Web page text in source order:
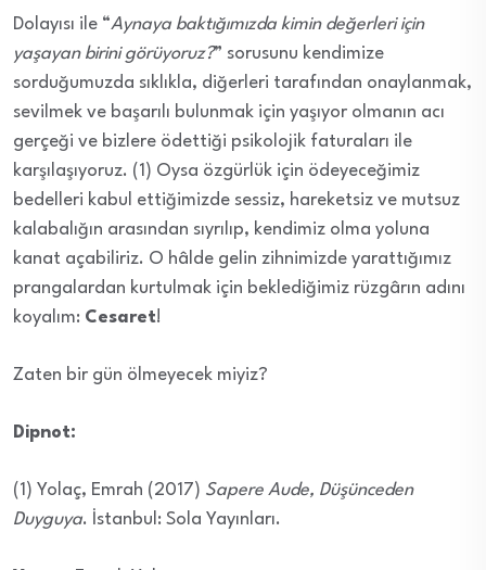
Dolayısı ile “Aynaya baktığımızda kimin değerleri için
yaşayan birini görüyoruz?” sorusunu kendimize
sorduğumuzda sıklıkla, diğerleri tarafından onaylanmak,
sevilmek ve başarılı bulunmak için yaşıyor olmanın acı
gerçeği ve bizlere ödettiği psikolojik faturaları ile
karşılaşıyoruz. (1) Oysa özgürlük için ödeyeceğimiz
bedelleri kabul ettiğimizde sessiz, hareketsiz ve mutsuz
kalabalığın arasından sıyrılıp, kendimiz olma yoluna
kanat açabiliriz. O hâlde gelin zihnimizde yarattığımız
prangalardan kurtulmak için beklediğimiz rüzgârın adını
koyalım: Cesaret!
Zaten bir gün ölmeyecek miyiz?
Dipnot:
(1) Yolaç, Emrah (2017) Sapere Aude, Düşünceden
Duyguya. İstanbul: Sola Yayınları.